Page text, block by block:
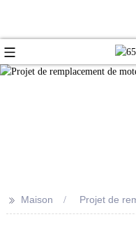
>> Maison Projet de